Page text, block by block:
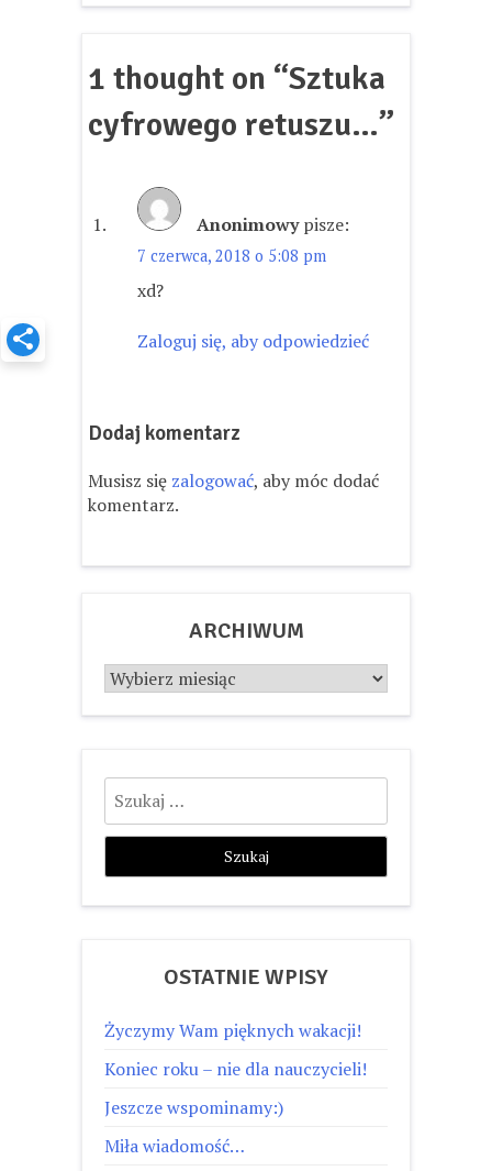
1 thought on “Sztuka
cyfrowego retuszu…”
Anonimowy pisze:
7 czerwca, 2018 o 5:08 pm
xd?
Zaloguj się, aby odpowiedzieć
Dodaj komentarz
Musisz się zalogować, aby móc dodać
komentarz.
ARCHIWUM
Archiwum
Szukaj:
OSTATNIE WPISY
Życzymy Wam pięknych wakacji!
Koniec roku – nie dla nauczycieli!
Jeszcze wspominamy:)
Miła wiadomość…